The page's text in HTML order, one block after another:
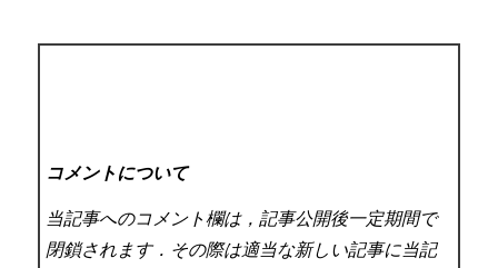
コメントについて
当記事へのコメント欄は，記事公開後一定期間で
閉鎖されます．その際は適当な新しい記事に当記